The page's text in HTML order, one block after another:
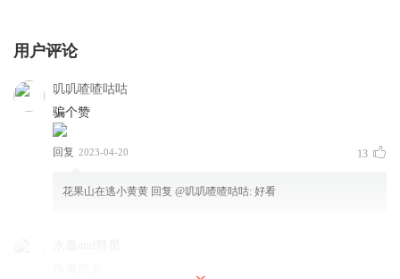
用户评论
叽叽喳喳咕咕
骗个赞
回复 2023-04-20 13
花果山在逃小黄黄 回复 @叽叽喳喳咕咕: 好看